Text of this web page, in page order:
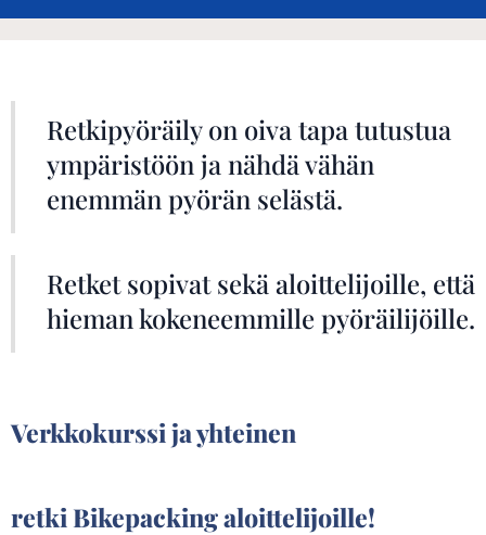
Retkipyöräily on oiva tapa tutustua
ympäristöön ja nähdä vähän
enemmän pyörän selästä.
Retket sopivat sekä aloittelijoille, että
hieman kokeneemmille pyöräilijöille.
Verkkokurssi ja yhteinen
retkiBikepacking aloittelijoille!